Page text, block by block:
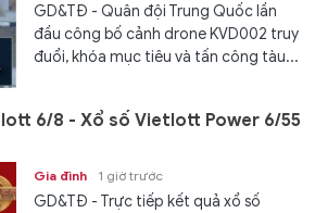
GD&TĐ - Quân đội Trung Quốc lần
đầu công bố cảnh drone KVD002 truy
đuổi, khóa mục tiêu và tấn công tàu...
6/8 - Xổ số Vietlott Power 6/55
Gia đình 1 giờ trước
GD&TĐ - Trực tiếp kết quả xổ số